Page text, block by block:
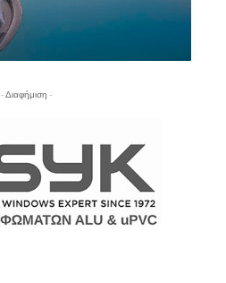
- Διαφήμιση -